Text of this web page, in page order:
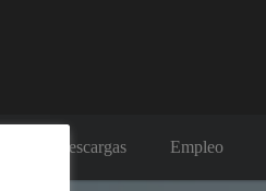
Descargas Empleo